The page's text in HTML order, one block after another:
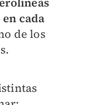
cada
de los